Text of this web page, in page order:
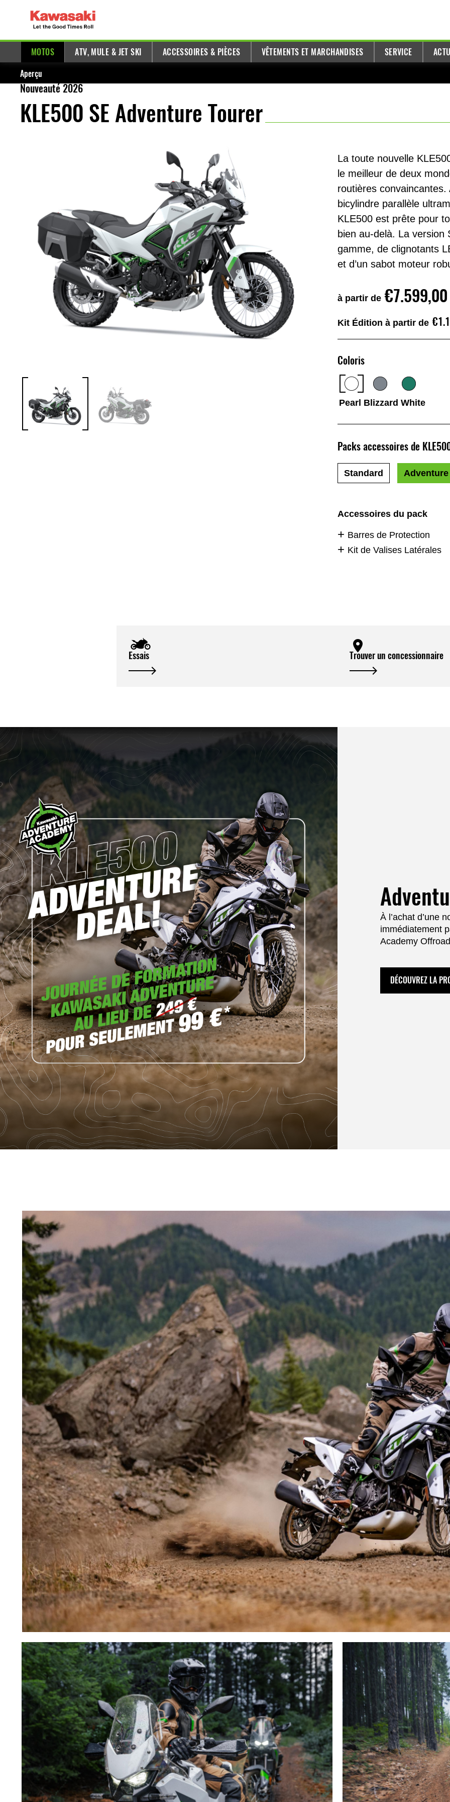
MOTOS ATV, MULE & JET SKI ACCESSOIRES & PIÈCES VÊTEMENTS ET MARCHANDISES SERVICE
Aperçu
Nouveauté 2026
KLE500 SE Adventure Tourer
La toute nouvelle
le meilleur de deux
routières
bicylindre parallèle
KLE500 est prête pour
bien au-delà. La version
gamme, de clignotants
et d’un sabot moteur
à partir de €7.599,00
Kit Édition à partir de
Coloris
Pearl Blizzard White
Packs accessoires de
Standard
Accessoires du pack
Barres de Protection
Kit de Valises Latérales
Essais Trouver un concessionnaire
À l’achat d’une
immédiatement
Academy
DÉCOUVREZ LA